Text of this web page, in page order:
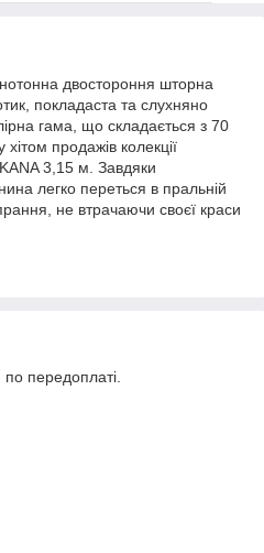
двостороння шторна
покладаста та слухняно
гама, що складається з 70
хітом продажів колекції
3,15 м. Завдяки
легко переться в пральній
не втрачаючи своєї краси
по передоплаті.